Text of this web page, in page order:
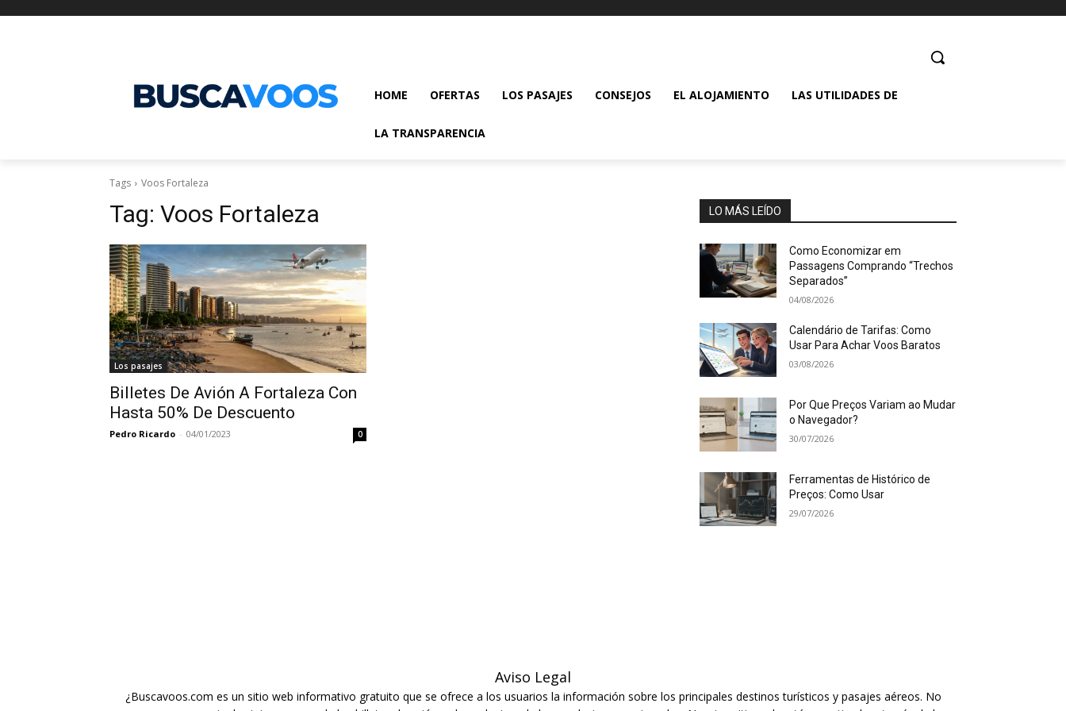
HOME OFERTAS LOS PASAJES CONSEJOS EL ALOJAMIENTO LAS UTILIDADES DE
LA TRANSPARENCIA
Tags Voos Fortaleza
Tag: Voos Fortaleza
Los pasajes
Billetes De Avión A Fortaleza Con
Hasta 50% De Descuento
Pedro Ricardo - 04/01/2023 0
LO MÁS LEÍDO
Como Economizar em
Passagens Comprando “Trechos
Separados”
04/08/2026
Calendário de Tarifas: Como
Usar Para Achar Voos Baratos
03/08/2026
Por Que Preços Variam ao Mudar
o Navegador?
30/07/2026
Ferramentas de Histórico de
Preços: Como Usar
29/07/2026
Aviso Legal
¿Buscavoos.com es un sitio web informativo gratuito que se ofrece a los usuarios la información sobre los principales destinos turísticos y pasajes aéreos. No